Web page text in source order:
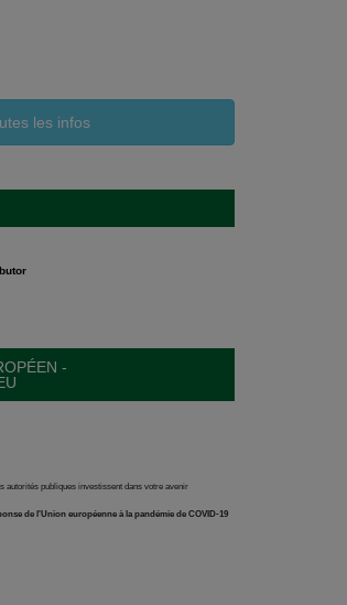
les infos
-
autorités publiques investissent dans votre avenir
de l'Union européenne à la pandémie de COVID-19